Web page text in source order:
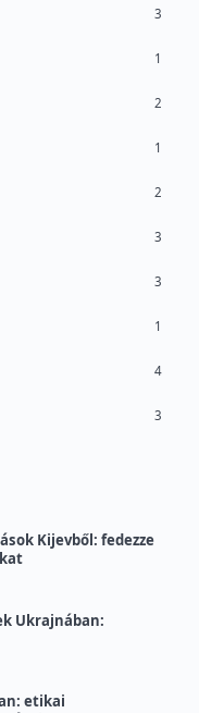
3
1
2
1
2
3
3
1
4
3
Kijevből: fedezze
Ukrajnában:
etikai